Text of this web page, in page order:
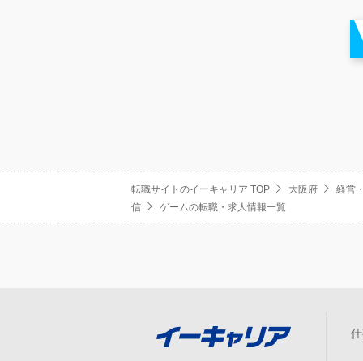
転職サイトのイーキャリア TOP 大阪府
経営
信
ゲームの転職・求人情報一覧